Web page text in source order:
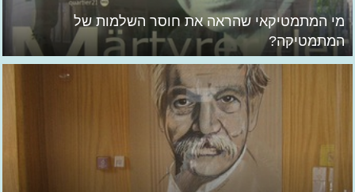
מי המתמטיקאי שהראה את חוסר השלמות של
המתמטיקה?